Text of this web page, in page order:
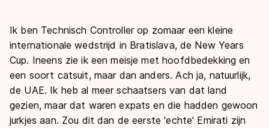
Ik ben Technisch Controller op zomaar een kleine
internationale wedstrijd in Bratislava, de New Years
Cup. Ineens zie ik een meisje met hoofdbedekking en
een soort catsuit, maar dan anders. Ach ja, natuurlijk,
de UAE. Ik heb al meer schaatsers van dat land
gezien, maar dat waren expats en die hadden gewoon
jurkjes aan. Zou dit dan de eerste 'echte' Emirati zijn